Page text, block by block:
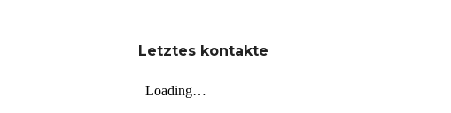
Letztes kontakte